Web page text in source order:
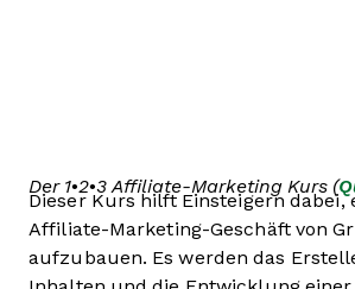
Der 1•2•3 Affiliate-Marketing Kurs (
Dieser Kurs hilft Einsteigern dabei,
Affiliate-Marketing-Geschäft von
aufzubauen. Es werden das